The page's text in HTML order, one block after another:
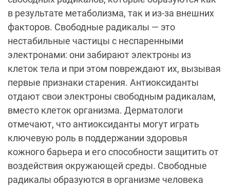
в результате метаболизма, так и из-за внешних
факторов. Свободные радикалы — это
нестабильные частицы с неспаренными
электронами: они забирают электроны из
клеток тела и при этом повреждают их, вызывая
первые признаки старения. Антиоксиданты
отдают свои электроны свободным радикалам,
вместо клеток организма. Дерматологи
отмечают, что антиоксиданты могут играть
ключевую роль в поддержании здоровья
кожного барьера и его способности защитить от
воздействия окружающей среды. Свободные
радикалы образуются в организме человека